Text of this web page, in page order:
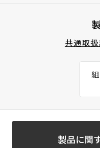
共通取
製品に関